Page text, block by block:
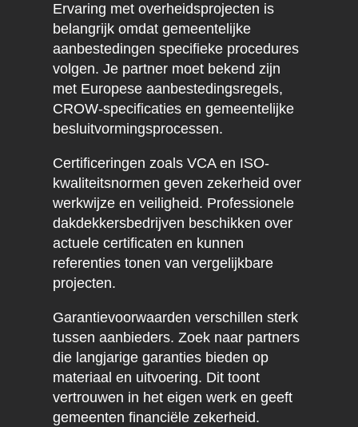
Ervaring met overheidsprojecten is
belangrijk omdat gemeentelijke
aanbestedingen specifieke procedures
volgen. Je partner moet bekend zijn
met Europese aanbestedingsregels,
CROW-specificaties en gemeentelijke
besluitvormingsprocessen.
Certificeringen zoals VCA en ISO-
kwaliteitsnormen geven zekerheid over
werkwijze en veiligheid. Professionele
dakdekkersbedrijven beschikken over
actuele certificaten en kunnen
referenties tonen van vergelijkbare
projecten.
Garantievoorwaarden verschillen sterk
tussen aanbieders. Zoek naar partners
die langjarige garanties bieden op
materiaal en uitvoering. Dit toont
vertrouwen in het eigen werk en geeft
gemeenten financiële zekerheid.